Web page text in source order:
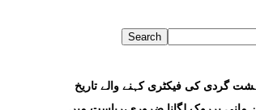
Search
گردی کی فیکٹری کہنے والے تاریخ